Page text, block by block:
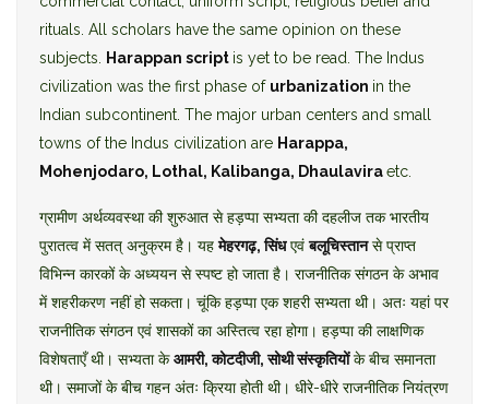
rituals. All scholars have the same opinion on these
subjects.
Harappan script is yet to be read. The Indus
civilization was the first phase of urbanization in the
Indian subcontinent. The major urban centers and small
towns of the Indus civilization are Harappa,
Mohenjodaro, Lothal, Kalibanga, Dhaulaviraetc.
ग्रामीण अर्थव्यवस्था की शुरुआत से हड़प्पा सभ्यता की दहलीज तक भारतीय
पुरातत्व में सतत् अनुक्रम है। यहमेहरगढ़, सिंधएवंबलूचिस्तानसे प्राप्त
विभिन्न कारकों के अध्ययन से स्पष्ट हो जाता है। राजनीतिक संगठन के अभाव
में शहरीकरण नहीं हो सकता। चूंकि हड़प्पा एक शहरी सभ्यता थी। अतः यहां पर
राजनीतिक संगठन एवं शासकों का अस्तित्व रहा होगा। हड़प्पा की लाक्षणिक
विशेषताएँ थी। सभ्यता केआमरी, कोटदीजी, सोथी संस्कृतियोंके बीच समानता
थी। समाजों के बीच गहन अंतः क्रिया होती थी। धीरे-धीरे राजनीतिक नियंत्रण